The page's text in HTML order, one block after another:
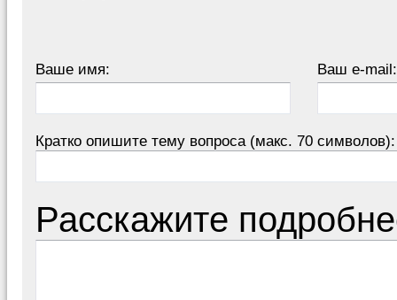
Ваше имя: Ваш e-mail:
Кратко опишите тему вопроса (макс. 70 символов):
Расскажите